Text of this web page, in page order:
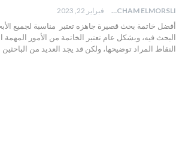
HICHAM ELMORSLI فبراير 22, 2023
البحث فيه، وبشكل عام تعتبر الخاتمة من الأمور
النقاط المراد توضيحها، ولكن قد يجد العديد من